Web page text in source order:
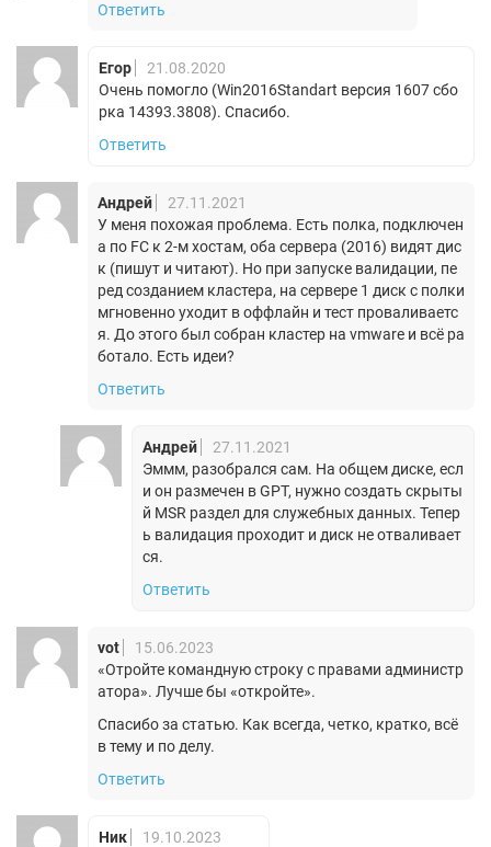
Ответить
Егор
21.08.2020
Очень помогло (Win2016Standart версия 1607 сбо
рка 14393.3808). Спасибо.
Ответить
Андрей
27.11.2021
У меня похожая проблема. Есть полка, подключен
а по FC к 2-м хостам, оба сервера (2016) видят дис
к (пишут и читают). Но при запуске валидации, пе
ред созданием кластера, на сервере 1 диск с полки
мгновенно уходит в оффлайн и тест проваливаетс
я. До этого был собран кластер на vmware и всё ра
ботало. Есть идеи?
Ответить
Андрей
27.11.2021
Эммм, разобрался сам. На общем диске, есл
и он размечен в GPT, нужно создать скрыты
й MSR раздел для служебных данных. Тепер
ь валидация проходит и диск не отваливает
ся.
Ответить
vot
15.06.2023
«Отройте командную строку с правами администр
атора». Лучше бы «откройте».
Спасибо за статью. Как всегда, четко, кратко, всё
в тему и по делу.
Ответить
Ник
19.10.2023